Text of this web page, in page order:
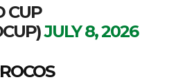
CUP
JULY 8, 2026